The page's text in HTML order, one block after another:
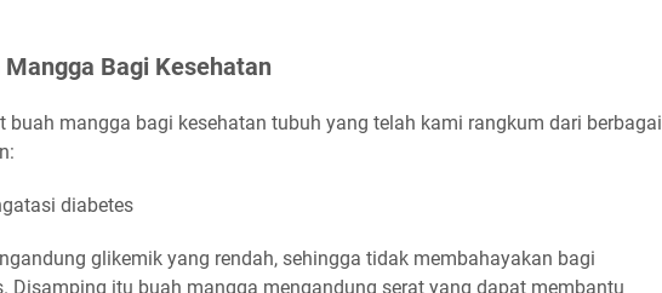
Bagi Kesehatan
buah mangga bagi kesehatan tubuh yang telah kami rangkum dari berbagai
diabetes
glikemik yang rendah, sehingga tidak membahayakan bagi
Disamping itu buah mangga mengandung serat yang dapat membantu